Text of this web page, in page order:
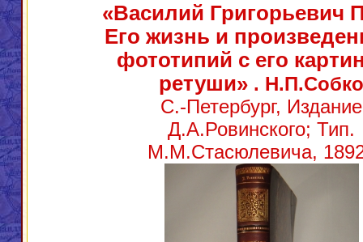
«Василий Григорьевич
Его жизнь и
фототипий с его
ретуши» . Н.П.Собко
С.-Петербург, Издание
Д.А.Ровинского; Тип.
М.М.Стасюлевича,